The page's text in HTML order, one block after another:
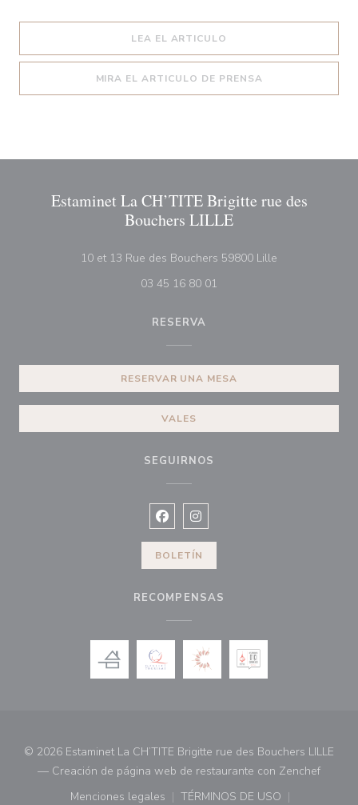
LEA EL ARTICULO
MIRA EL ARTICULO DE PRENSA
Estaminet La CH’TITE Brigitte rue des
Bouchers LILLE
10 et 13 Rue des Bouchers 59800 Lille
03 45 16 80 01
RESERVA
RESERVAR UNA MESA
VALES
SEGUIRNOS
Facebook ((abre en una nueva
Instagram ((abre en una
BOLETÍN
RECOMPENSAS
© 2026 Estaminet La CH’TITE Brigitte rue des Bouchers LILLE
— Creación de página web de restaurante con Zenchef((abre
Menciones legales
TÉRMINOS DE USO